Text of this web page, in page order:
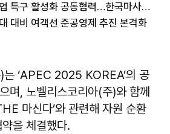
경북도, 대경권 말산업 특구 활성화 공동협력…한국마사회 영천 유치 힘 모아
대비 여객선 준공영제 추진 본격화
는 ‘APEC 2025 KOREA’의 공
며, 노벨리스코리아(주)와 함께
마신다’와 관련해 자원 순환
을 체결했다.